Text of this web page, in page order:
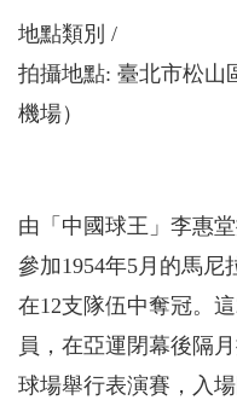
地點類別
拍攝地點: 臺北市松山
機場）
由「中國球王」李惠
參加1954年5月的馬尼
在12支隊伍中奪冠。
員，在亞運閉幕後隔
球場舉行表演賽，入